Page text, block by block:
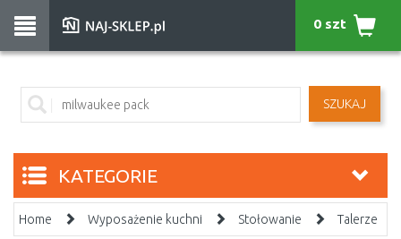
SZUKAJ
0 szt
KATEGORIE
Home Wyposażenie kuchni Stołowanie Talerze